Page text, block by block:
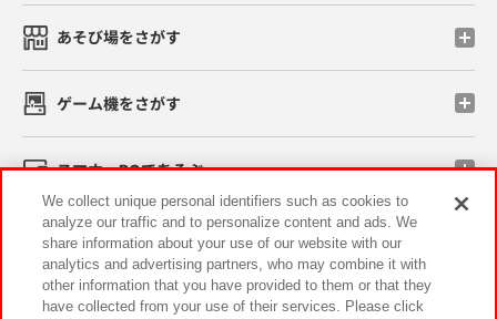
あそび場をさがす
ゲーム機をさがす
スマホ・PCであそぶ
イベント・キャンペーン
We collect unique personal identifiers such as cookies to
analyze our traffic and to personalize content and ads. We
share information about your use of our website with our
analytics and advertising partners, who may combine it with
other information that you have provided to them or that they
have collected from your use of their services. Please click